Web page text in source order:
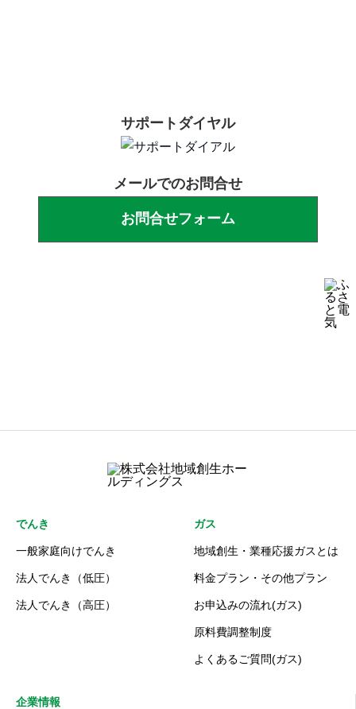
サポートダイヤル
メールでのお問合せ
お問合せフォーム
でんき
一般家庭向けでんき
法人でんき（低圧）
法人でんき（高圧）
ガス
地域創生・業種応援ガスとは
料金プラン・その他プラン
お申込みの流れ(ガス)
原料費調整制度
よくあるご質問(ガス)
企業情報